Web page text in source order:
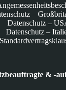
–
Datenschutz –
Datenschutz –
& -